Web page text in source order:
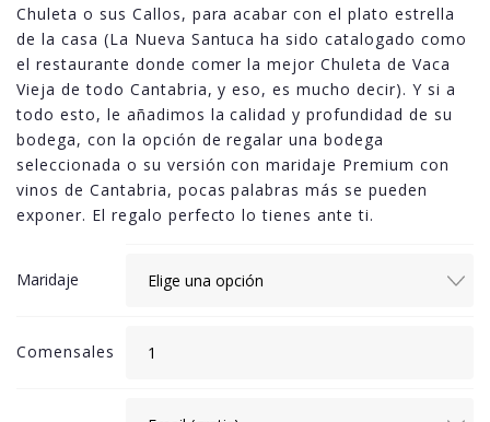
Chuleta o sus Callos, para acabar con el plato estrella
de la casa (La Nueva Santuca ha sido catalogado como
el restaurante donde comer la mejor Chuleta de Vaca
Vieja de todo Cantabria, y eso, es mucho decir). Y si a
todo esto, le añadimos la calidad y profundidad de su
bodega, con la opción de regalar una bodega
seleccionada o su versión con maridaje Premium con
vinos de Cantabria, pocas palabras más se pueden
exponer. El regalo perfecto lo tienes ante ti.
Maridaje
Comensales